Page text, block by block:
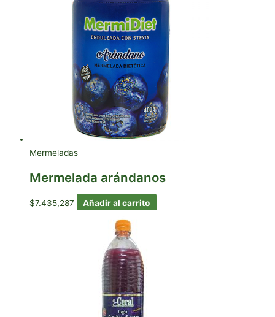
Mermeladas
Mermelada arándanos
$7.435,287 Añadir al carrito